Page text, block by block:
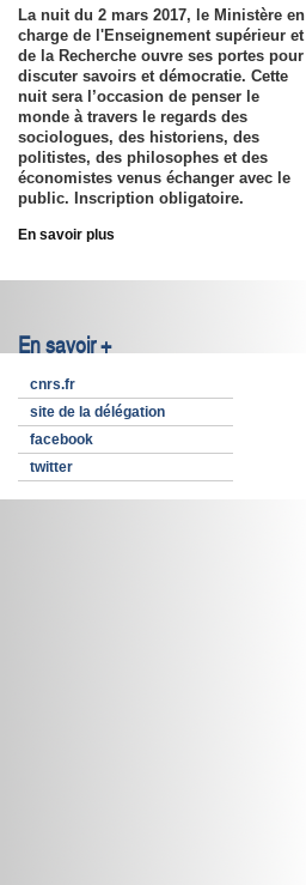
La nuit du 2 mars 2017, le Ministère en
charge de l'Enseignement supérieur et
de la Recherche ouvre ses portes pour
discuter savoirs et démocratie. Cette
nuit sera l’occasion de penser le
monde à travers le regards des
sociologues, des historiens, des
politistes, des philosophes et des
économistes venus échanger avec le
public. Inscription obligatoire.
En savoir plus
En savoir +
cnrs.fr
site de la délégation
facebook
twitter